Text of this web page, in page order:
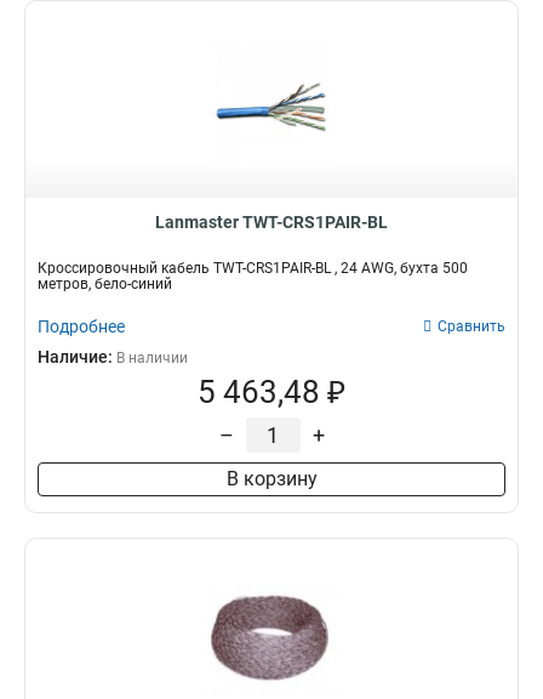
Lanmaster TWT-CRS1PAIR-BL
Кроссировочный кабель TWT-CRS1PAIR-BL , 24 AWG, бухта 500
метров, бело-синий
Подробнее Сравнить
Наличие: В наличии
5 463,48 ₽
– +
В корзину